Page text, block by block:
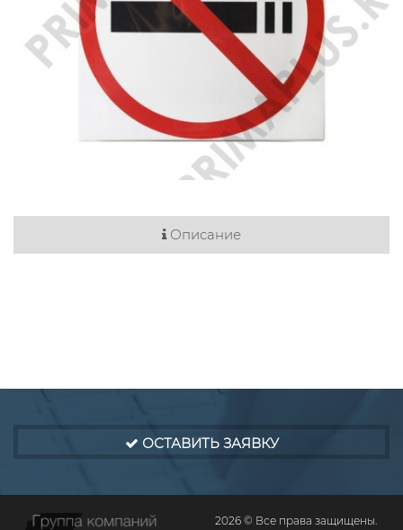
Описание
ОСТАВИТЬ ЗАЯВКУ
2026 © Все права защищены.